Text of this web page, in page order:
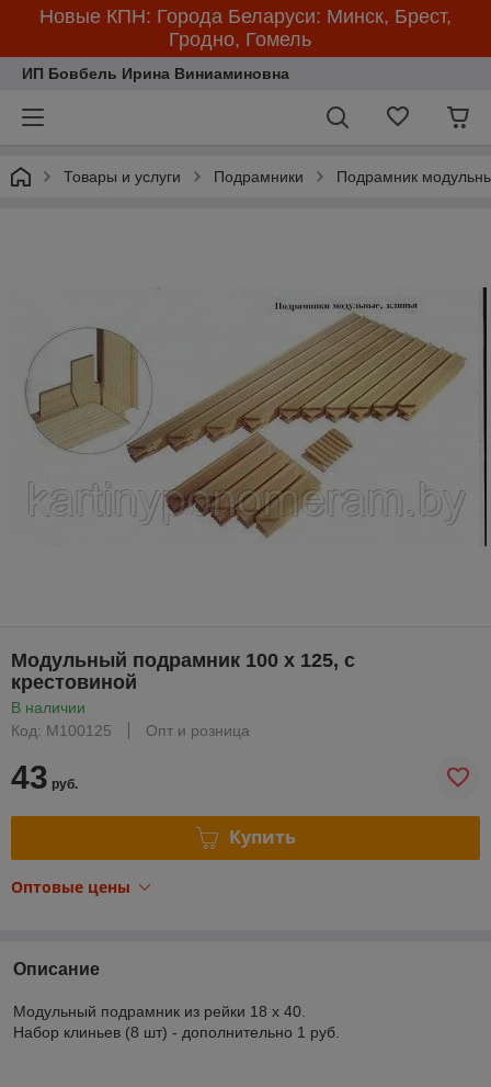
Новые КПН: Города Беларуси: Минск, Брест,
Гродно, Гомель
ИП Бовбель Ирина Виниаминовна
Товары и услуги Подрамники Подрамник
Модульный подрамник 100 х 125, с
крестовиной
В наличии
Код: М100125
Опт и розница
43 руб.
Купить
Оптовые цены
Описание
Модульный подрамник из рейки 18 х 40.
Набор клиньев (8 шт) - дополнительно 1 руб.